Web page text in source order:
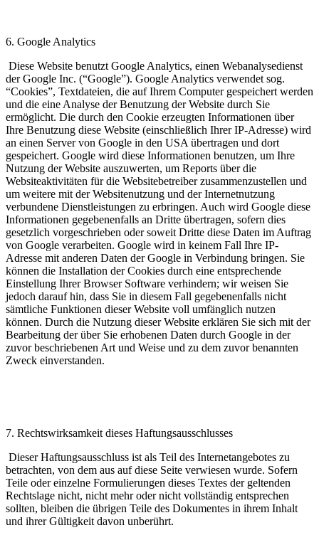
6. Google Analytics
Diese Website benutzt Google Analytics, einen Webanalysedienst
der Google Inc. (“Google”). Google Analytics verwendet sog.
“Cookies”, Textdateien, die auf Ihrem Computer gespeichert werden
und die eine Analyse der Benutzung der Website durch Sie
ermöglicht. Die durch den Cookie erzeugten Informationen über
Ihre Benutzung diese Website (einschließlich Ihrer IP-Adresse) wird
an einen Server von Google in den USA übertragen und dort
gespeichert. Google wird diese Informationen benutzen, um Ihre
Nutzung der Website auszuwerten, um Reports über die
Websiteaktivitäten für die Websitebetreiber zusammenzustellen und
um weitere mit der Websitenutzung und der Internetnutzung
verbundene Dienstleistungen zu erbringen. Auch wird Google diese
Informationen gegebenenfalls an Dritte übertragen, sofern dies
gesetzlich vorgeschrieben oder soweit Dritte diese Daten im Auftrag
von Google verarbeiten. Google wird in keinem Fall Ihre IP-
Adresse mit anderen Daten der Google in Verbindung bringen. Sie
können die Installation der Cookies durch eine entsprechende
Einstellung Ihrer Browser Software verhindern; wir weisen Sie
jedoch darauf hin, dass Sie in diesem Fall gegebenenfalls nicht
sämtliche Funktionen dieser Website voll umfänglich nutzen
können. Durch die Nutzung dieser Website erklären Sie sich mit der
Bearbeitung der über Sie erhobenen Daten durch Google in der
zuvor beschriebenen Art und Weise und zu dem zuvor benannten
Zweck einverstanden.
7. Rechtswirksamkeit dieses Haftungsausschlusses
Dieser Haftungsausschluss ist als Teil des Internetangebotes zu
betrachten, von dem aus auf diese Seite verwiesen wurde. Sofern
Teile oder einzelne Formulierungen dieses Textes der geltenden
Rechtslage nicht, nicht mehr oder nicht vollständig entsprechen
sollten, bleiben die übrigen Teile des Dokumentes in ihrem Inhalt
und ihrer Gültigkeit davon unberührt.